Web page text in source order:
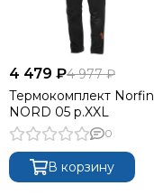
4 479 ₽4 977 ₽
Термокомплект Norfin
NORD 05 р.XXL
0
В корзину